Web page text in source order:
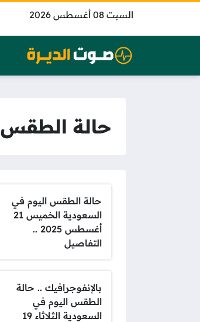
السبت 08 أغسطس 2026
حالة الطقس
حالة الطقس اليوم في
السعودية الخميس 21
أغسطس 2025 ..
التفاصيل
بالإنفوجرافيك .. حالة
الطقس اليوم في
السعودية الثلاثاء 19